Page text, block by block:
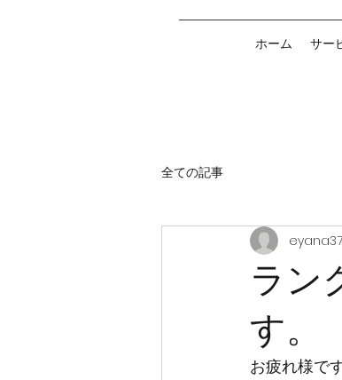
ホーム サー
全ての記事
ラン
す。
eyana37
お疲れ様で